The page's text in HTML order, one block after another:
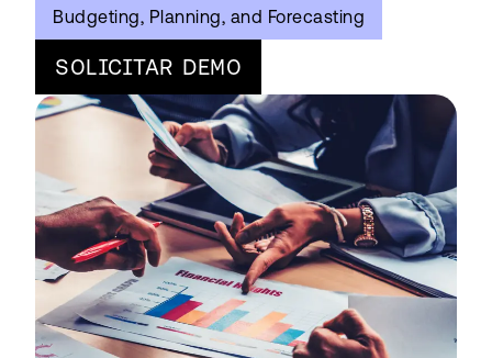
Budgeting, Planning, and Forecasting
SOLICITAR DEMO